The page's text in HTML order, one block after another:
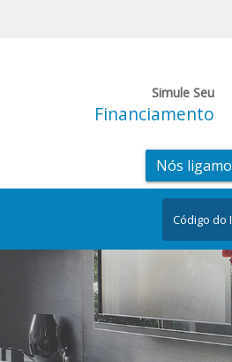
Simule Seu
Financiamento
Nós